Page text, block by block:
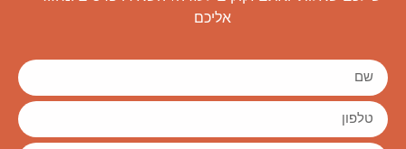
אליכם